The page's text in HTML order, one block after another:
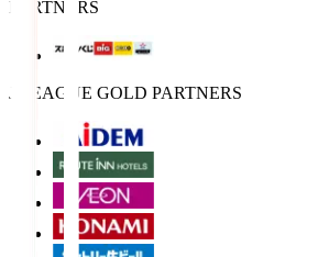
PARTNERS
J.LEAGUE GOLD PARTNERS